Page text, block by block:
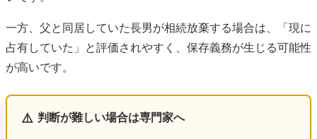
一方、父と同居していた長男が相続放棄する場合は、「現に
占有していた」と評価されやすく、保存義務が生じる可能性
が高いです。
⚠️ 判断が難しい場合は専門家へ